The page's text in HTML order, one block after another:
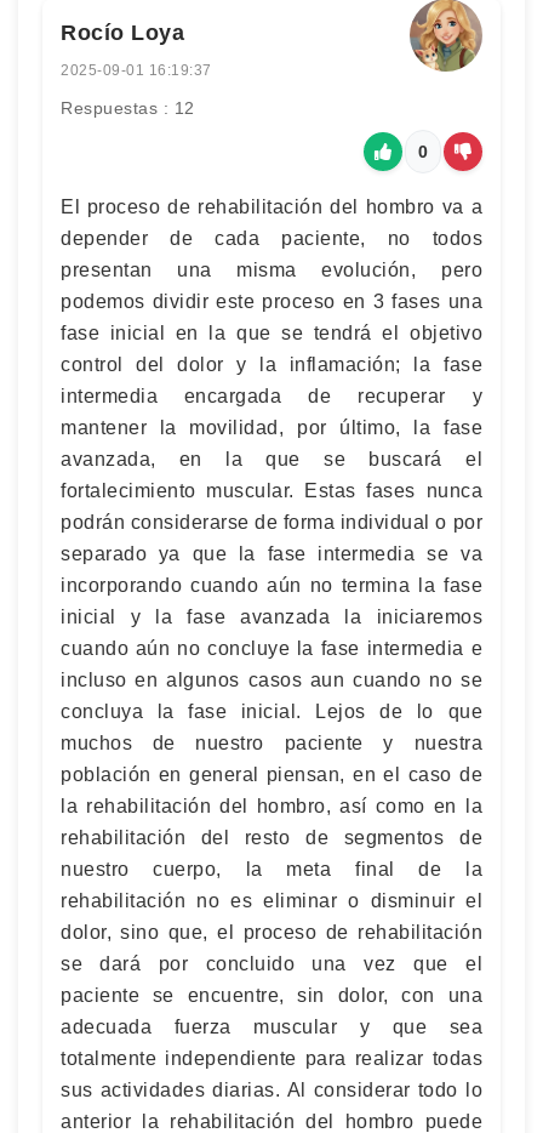
Rocío Loya
2025-09-01 16:19:37
Respuestas : 12
0
El proceso de rehabilitación del hombro va a
depender de cada paciente, no todos
presentan una misma evolución, pero
podemos dividir este proceso en 3 fases una
fase inicial en la que se tendrá el objetivo
control del dolor y la inflamación; la fase
intermedia encargada de recuperar y
mantener la movilidad, por último, la fase
avanzada, en la que se buscará el
fortalecimiento muscular. Estas fases nunca
podrán considerarse de forma individual o por
separado ya que la fase intermedia se va
incorporando cuando aún no termina la fase
inicial y la fase avanzada la iniciaremos
cuando aún no concluye la fase intermedia e
incluso en algunos casos aun cuando no se
concluya la fase inicial. Lejos de lo que
muchos de nuestro paciente y nuestra
población en general piensan, en el caso de
la rehabilitación del hombro, así como en la
rehabilitación del resto de segmentos de
nuestro cuerpo, la meta final de la
rehabilitación no es eliminar o disminuir el
dolor, sino que, el proceso de rehabilitación
se dará por concluido una vez que el
paciente se encuentre, sin dolor, con una
adecuada fuerza muscular y que sea
totalmente independiente para realizar todas
sus actividades diarias. Al considerar todo lo
anterior la rehabilitación del hombro puede